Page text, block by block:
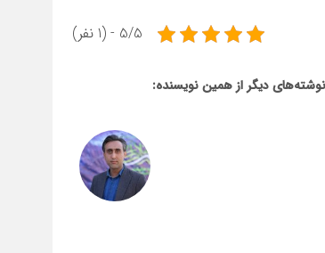
5/5 - (1 نفر)
نوشته‌های دیگر از همین نویسنده: